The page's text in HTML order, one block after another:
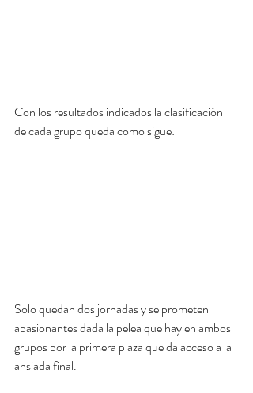
Con los resultados indicados la clasificación
de cada grupo queda como sigue:
Solo quedan dos jornadas y se prometen
apasionantes dada la pelea que hay en ambos
grupos por la primera plaza que da acceso a la
ansiada final.